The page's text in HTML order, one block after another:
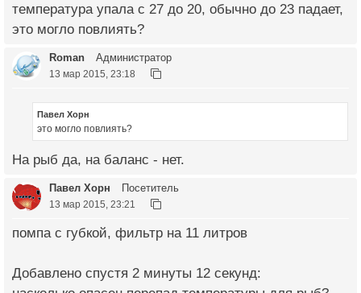
температура упала с 27 до 20, обычно до 23 падает,
это могло повлиять?
Roman Администратор
13 мар 2015, 23:18
Павел Хорн
это могло повлиять?
На рыб да, на баланс - нет.
Павел Хорн Посетитель
13 мар 2015, 23:21
помпа с губкой, фильтр на 11 литров
Добавлено спустя 2 минуты 12 секунд: